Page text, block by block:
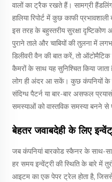
वालों का ट्रैक रखते हैं। सामग्री
हालिया रिपोर्ट में कुछ काफी
इस तरह के बहुस्तरीय सुरक्षा
पुराने ताले और चाबियों की तुलना में
डिलीवरी वैन की बात करें, तो
कैमरों के साथ यह सुनिश्चित किया
लोग ही अंदर आ सकें। कुछ कंपनियों के
संदिग्ध पैटर्न या बार-बार असफल
समस्याओं को वास्तविक समस्या बनने
बेहतर जवाबदेही के लिए
जब कंपनियां बारकोड स्कैनर के साथ-
हर समय इन्वेंट्री की स्थिति के बारे में
आइटम का एक पेपर ट्रेल होता है,